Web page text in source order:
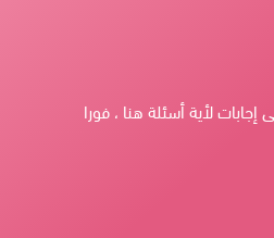
لأية أسئلة هنا ، فورا